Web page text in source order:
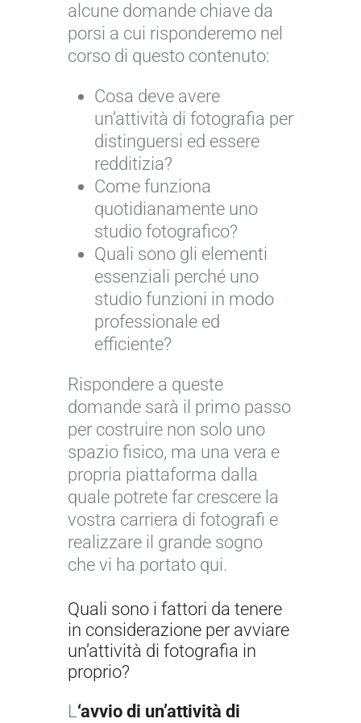
alcune domande chiave da
porsi a cui risponderemo nel
corso di questo contenuto:
Cosa deve avere
un’attività di fotografia per
distinguersi ed essere
redditizia?
Come funziona
quotidianamente uno
studio fotografico?
Quali sono gli elementi
essenziali perché uno
studio funzioni in modo
professionale ed
efficiente?
Rispondere a queste
domande sarà il primo passo
per costruire non solo uno
spazio fisico, ma una vera e
propria piattaforma dalla
quale potrete far crescere la
vostra carriera di fotografi e
realizzare il grande sogno
che vi ha portato qui.
Quali sono i fattori da tenere
in considerazione per avviare
un’attività di fotografia in
proprio?
L‘avvio di un’attività di